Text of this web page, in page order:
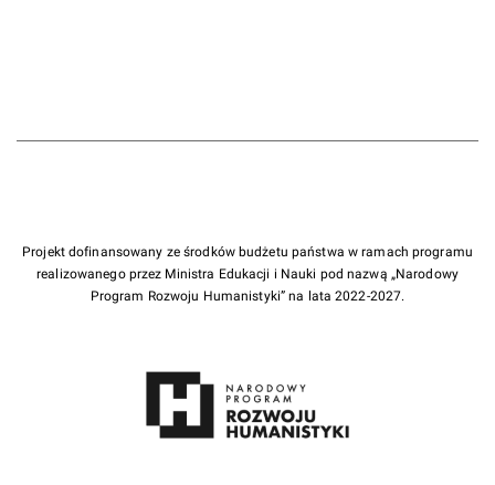
Projekt dofinansowany ze środków budżetu państwa w ramach programu
realizowanego przez Ministra Edukacji i Nauki pod nazwą „Narodowy
Program Rozwoju Humanistyki” na lata 2022-2027.